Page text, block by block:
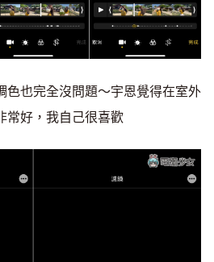
也完全沒問題～宇恩覺得在室外
常好，我自己很喜歡